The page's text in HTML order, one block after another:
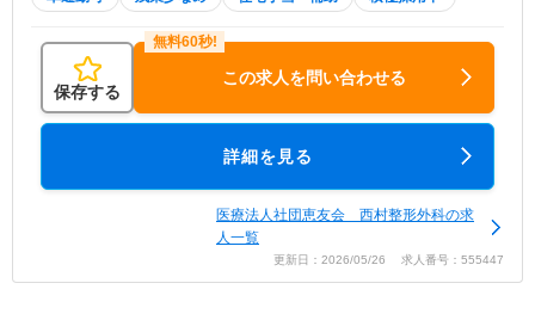
保存する
この求人を問い合わせる
詳細を見る
医療法人社団恵友会 西村整形外科の求
人一覧
更新日：2026/05/26 求人番号：555447